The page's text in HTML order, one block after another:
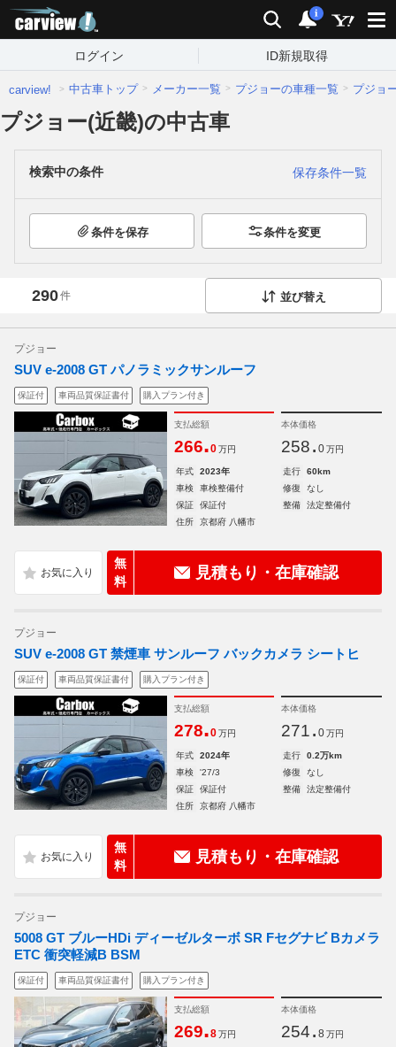
検索 通知
i
ログイン ID新規取得
carview! 中古車トップ メーカー一覧 プジョーの車種一覧 プジョ
プジョー(近畿)の中古車
検索中の条件 保存条件一覧
条件を保存 条件を変更
290件 並び替え
プジョー
SUV e-2008 GT パノラミックサンルーフ
保証付 車両品質保証書付 購入プラン付き
支払総額
266.0 万円
本体価格
258. 0 万円
年式 2023年 走行
60km
車検
車検整備付 修復
なし
保証
保証付 整備
法定整備付
住所
京都府 八幡市
無
料
見積もり・在庫確認
プジョー
SUV e-2008 GT 禁煙車 サンルーフ バックカメラ シートヒ
保証付 車両品質保証書付 購入プラン付き
支払総額
278.0 万円
本体価格
271. 0 万円
年式 2024年 走行
0.2万km
車検
'27/3 修復
なし
保証
保証付 整備
法定整備付
住所
京都府 八幡市
無
料
見積もり・在庫確認
プジョー
5008 GT ブルーHDi ディーゼルターボ SR Fセグナビ Bカメラ
ETC 衝突軽減B BSM
保証付 車両品質保証書付 購入プラン付き
支払総額
269.8 万円
本体価格
254. 8 万円